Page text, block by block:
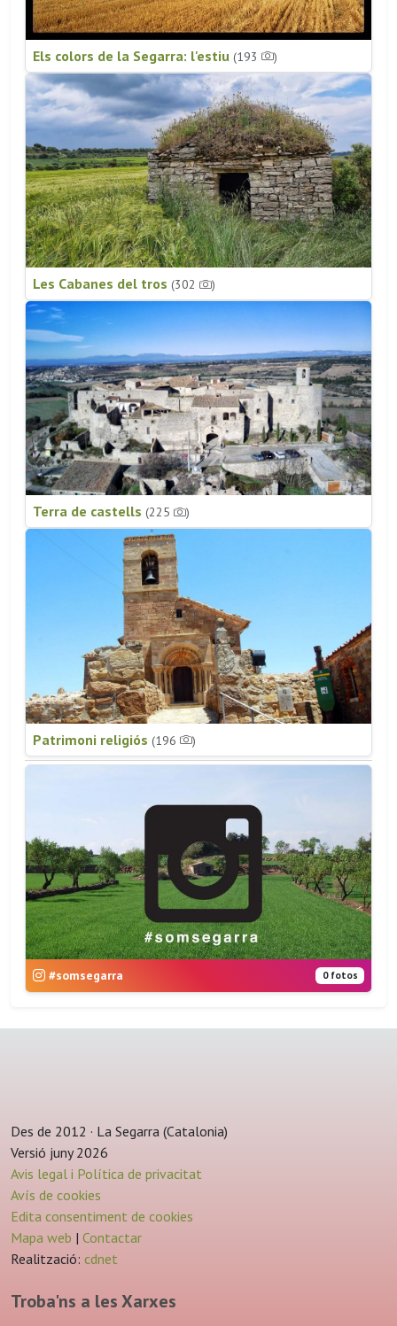
Els colors de la Segarra: l'estiu (193 )
Les Cabanes del tros (302 )
Terra de castells (225 )
Patrimoni religiós (196 )
#somsegarra 0 fotos
Des de 2012 · La Segarra (Catalonia)
Versió juny 2026
Avis legal i Política de privacitat
Avís de cookies
Edita consentiment de cookies
Mapa web | Contactar
Realització: cdnet
Troba'ns a les Xarxes